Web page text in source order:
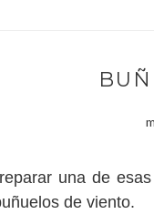
una de
de viento.